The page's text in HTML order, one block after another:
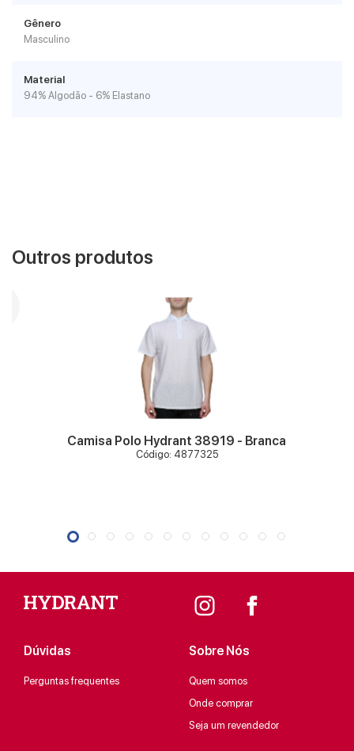
Gênero
Masculino
Material
94% Algodão - 6% Elastano
Outros produtos
Camisa Polo Hydrant 38919 - Branca
Código: 4877325
Dúvidas
Perguntas frequentes
Sobre Nós
Quem somos
Onde comprar
Seja um revendedor